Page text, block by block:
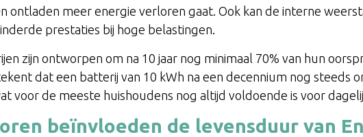
ontladen meer energie verloren gaat. Ook kan de interne
prestaties bij hoge belastingen.
zijn ontworpen om na 10 jaar nog minimaal 70% van hun
dat een batterij van 10 kWh na een decennium nog steeds
voor de meeste huishoudens nog altijd voldoende is voor
beïnvloeden de levensduur van